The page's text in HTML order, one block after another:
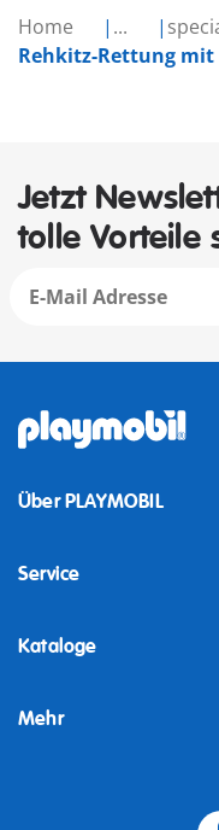
Home ...
Rehkitz-Rettung mit
Jetzt
tolle Vorteile
Über PLAYMOBIL
Service
Kataloge
Mehr